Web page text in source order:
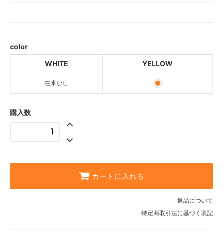
color
WHITE
YELLOW
在庫なし
購入数
カートに入れる
返品について
特定商取引法に基づく表記